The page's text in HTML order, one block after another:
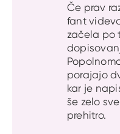
Če prav
fant
začela po
porajajo
kar je
še zelo
prehitro.